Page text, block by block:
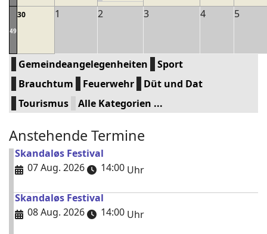
49
30 1 2 3 4 5
Gemeindeangelegenheiten
Sport
Brauchtum
Feuerwehr
Düt und Dat
Tourismus
Alle Kategorien ...
Anstehende Termine
Skandaløs Festival
07 Aug. 2026
14:00 Uhr
Skandaløs Festival
08 Aug. 2026
14:00 Uhr